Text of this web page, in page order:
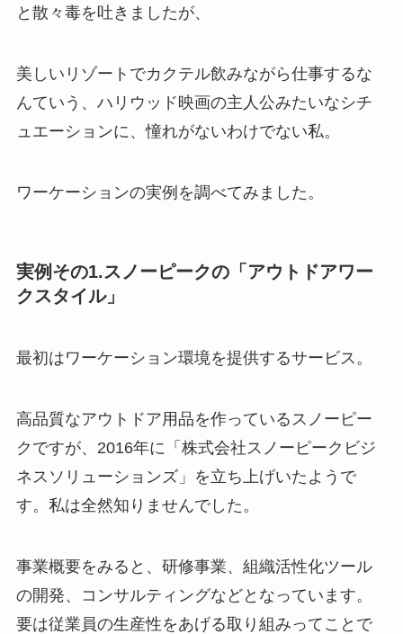
と散々毒を吐きましたが、
美しいリゾートでカクテル飲みながら仕事するな
んていう、ハリウッド映画の主人公みたいなシチ
ュエーションに、憧れがないわけでない私。
ワーケーションの実例を調べてみました。
実例その1.スノーピークの「アウトドアワー
クスタイル」
最初はワーケーション環境を提供するサービス。
高品質なアウトドア用品を作っているスノーピー
クですが、2016年に「 株式会社スノーピークビジ
ネスソリューションズ」を立ち上げいたようで
す。私は全然知りませんでした。
事業概要をみると、研修事業、組織活性化ツール
の開発、コンサルティングなどとなっています。
要は従業員の生産性をあげる取り組みってことで